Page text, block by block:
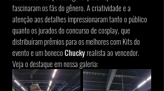
fascinaram os fãs do gênero. A criatividade e a
atenção aos detalhes impressionaram tanto o público
quanto os jurados do concurso de cosplay, que
distribuíram prêmios para os melhores com Kits do
evento e um boneco Chucky realista ao vencedor.
Veja o destaque em nossa galeria: